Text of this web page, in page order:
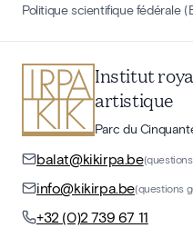
Politique scientifique fédérale
Institut
artistique
Parc du
balat@kikirpa.be
info@kikirpa.be(questions
+32 (0)2 739 67 11